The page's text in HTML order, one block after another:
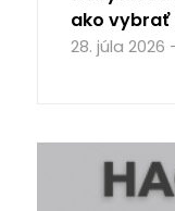
ako vybrať
28. júla 2026